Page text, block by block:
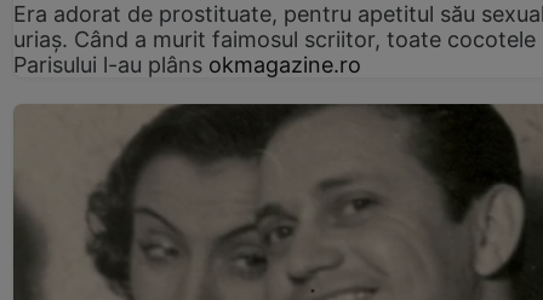
Era adorat de prostituate, pentru apetitul său
uriaș. Când a murit faimosul scriitor, toate cocotele
Parisului l-au plâns okmagazine.ro